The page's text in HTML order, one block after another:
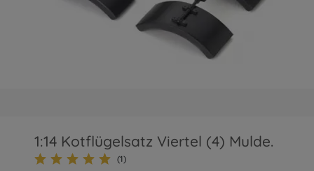
1:14 Kotflügelsatz Viertel (4) Mulde.
(1)